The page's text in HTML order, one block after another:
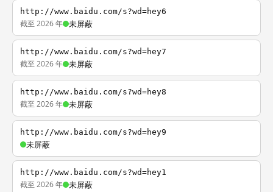
http://www.baidu.com/s?wd=hey6
截至 2026 年 未屏蔽
http://www.baidu.com/s?wd=hey7
截至 2026 年 未屏蔽
http://www.baidu.com/s?wd=hey8
截至 2026 年 未屏蔽
http://www.baidu.com/s?wd=hey9
未屏蔽
http://www.baidu.com/s?wd=hey1
截至 2026 年 未屏蔽